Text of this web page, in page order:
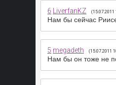
6 LiverfanKZ (15.07.2011
Нам бы сейчас
5 megadeth (15.07.2011
Нам бы он тоже не